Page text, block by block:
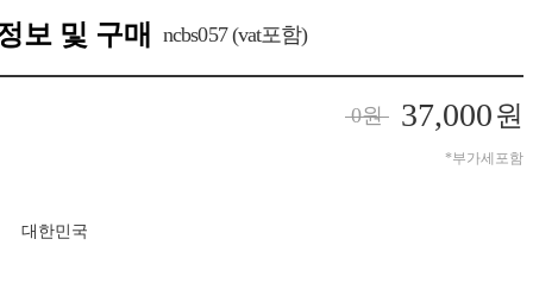
보 및 구매 ncbs057 (vat포함)
0원 37,000원
*부가세포함
대한민국